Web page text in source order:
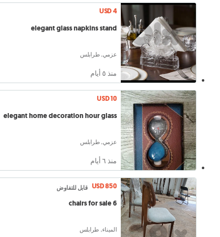
USD 4
elegant glass napkins stand
عزمي, طرابلس
منذ ٥ أيام
USD 10
elegant home decoration hour glass
عزمي, طرابلس
منذ ٦ أيام
USD 850 قابل للتفاوض
6 chairs for sale
الميناء, طرابلس